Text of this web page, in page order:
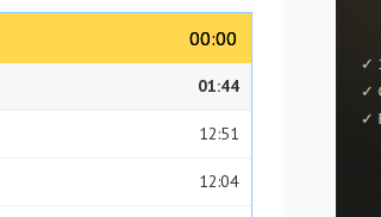
00:00
00:00
01:44
12:51
12:04